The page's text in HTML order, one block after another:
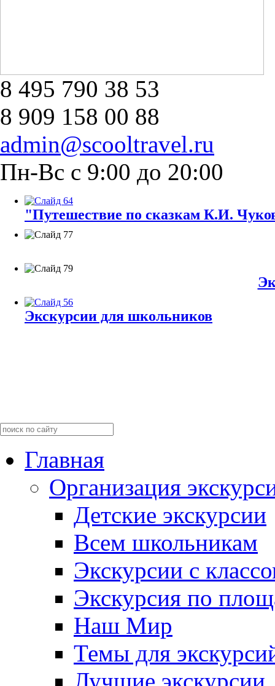
8 495 790 38 53
8 909 158 00 88
admin@scooltravel.ru
Пн-Вс с 9:00 до 20:00
"Путешествие по сказкам К.И.
Экскурсии для школьников
Главная
Организация
Детские экскурсии
Всем школьникам
Экскурсии c
Экскурсия по
Наш Мир
Темы для